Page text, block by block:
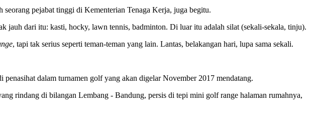
pejabat tinggi di Kementerian Tenaga Kerja, juga begitu.
jauh dari itu: kasti, hocky, lawn tennis, badminton. Di luar itu adalah silat (sekali-sekala, tinju).
, tapi tak serius seperti teman-teman yang lain. Lantas, belakangan hari, lupa sama sekali.
dalam turnamen golf yang akan digelar November 2017 mendatang.
rindang di bilangan Lembang - Bandung, persis di tepi mini golf range halaman rumahnya,